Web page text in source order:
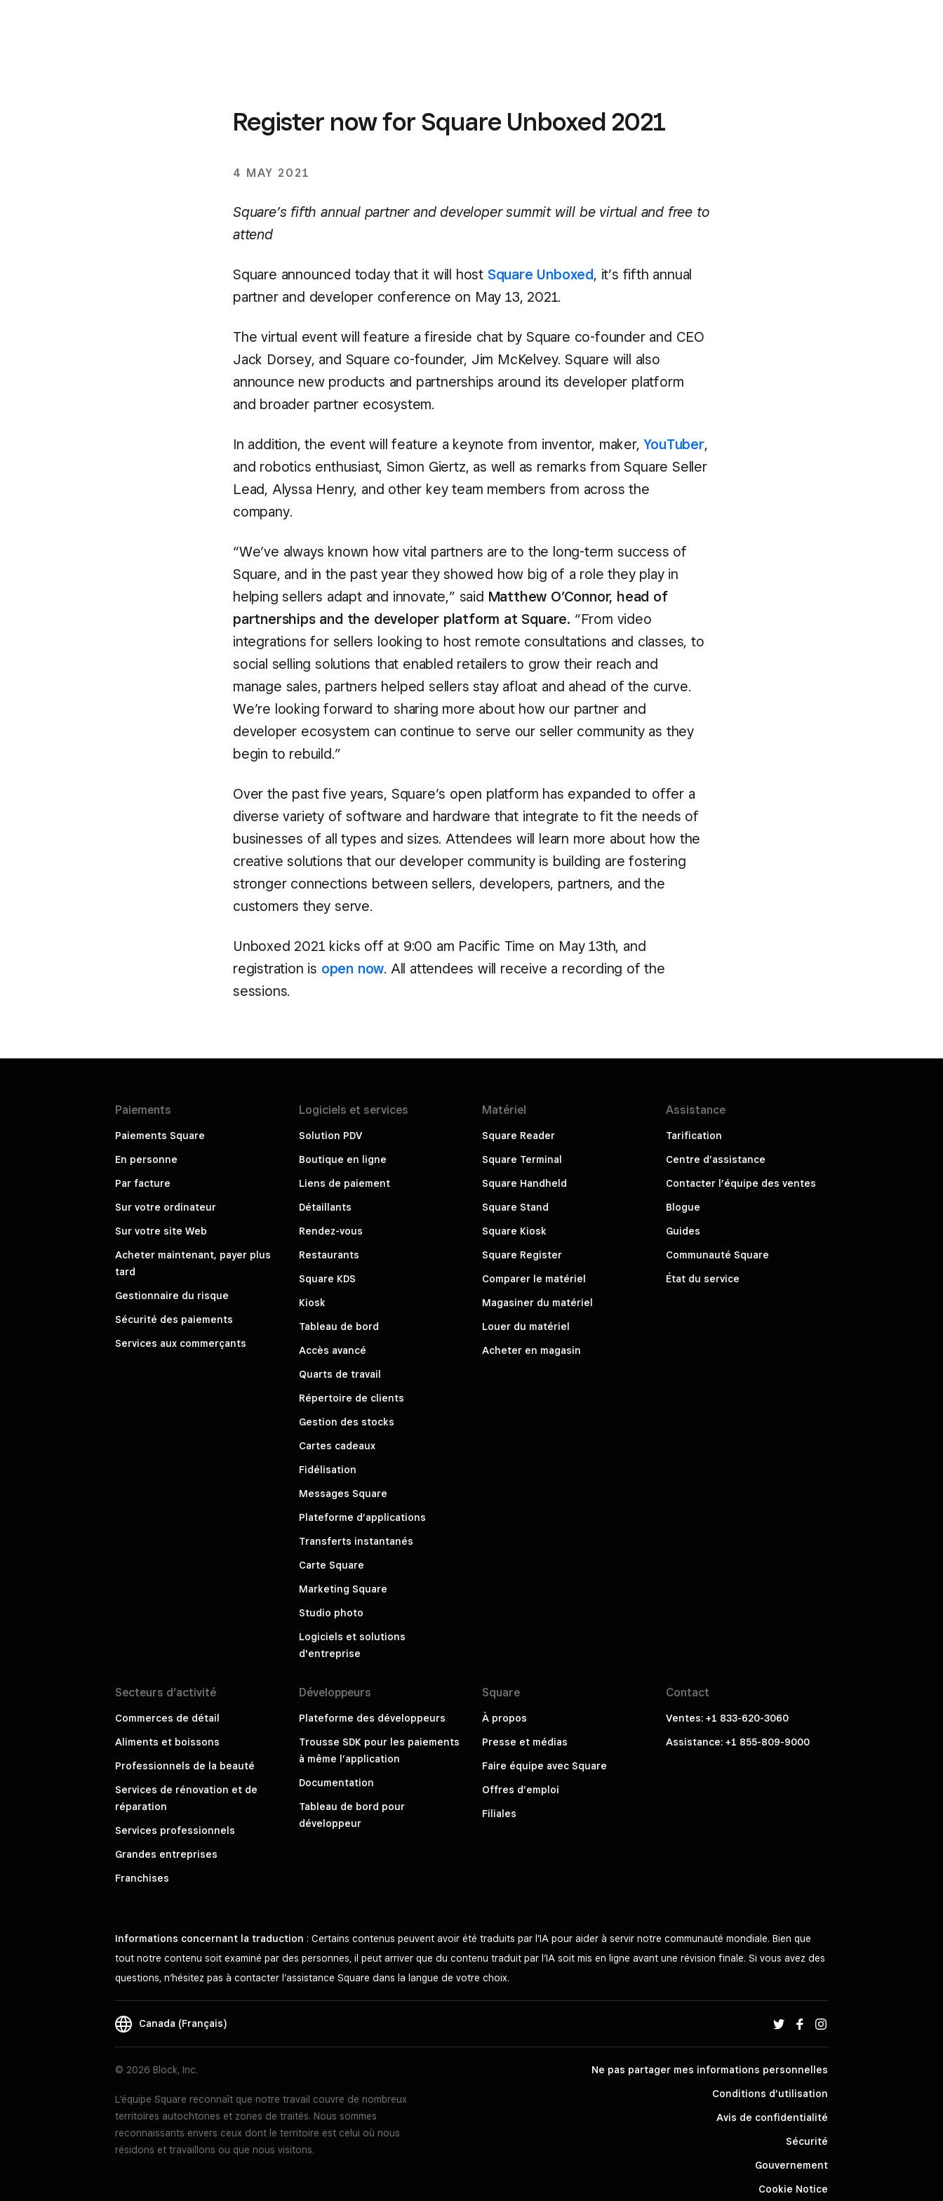
Register now for Square Unboxed 2021
4 MAY 2021
Square’s fifth annual partner and developer summit will be virtual and free to
attend
Square announced today that it will host Square Unboxed, it’s fifth annual
partner and developer conference on May 13, 2021.
The virtual event will feature a fireside chat by Square co-founder and CEO
Jack Dorsey, and Square co-founder, Jim McKelvey. Square will also
announce new products and partnerships around its developer platform
and broader partner ecosystem.
In addition, the event will feature a keynote from inventor, maker,YouTuber,
and robotics enthusiast, Simon Giertz, as well as remarks from Square Seller
Lead, Alyssa Henry, and other key team members from across the
company.
“We’ve always known how vital partners are to the long-term success of
Square, and in the past year they showed how big of a role they play in
helping sellers adapt and innovate,” said Matthew O’Connor, head of
partnerships and the developer platform at Square. “From video
integrations for sellers looking to host remote consultations and classes, to
social selling solutions that enabled retailers to grow their reach and
manage sales, partners helped sellers stay afloat and ahead of the curve.
We’re looking forward to sharing more about how our partner and
developer ecosystem can continue to serve our seller community as they
begin to rebuild.”
Over the past five years, Square’s open platform has expanded to offer a
diverse variety of software and hardware that integrate to fit the needs of
businesses of all types and sizes. Attendees will learn more about how the
creative solutions that our developer community is building are fostering
stronger connections between sellers, developers, partners, and the
customers they serve.
Unboxed 2021 kicks off at 9:00 am Pacific Time on May 13th, and
registration is open now. All attendees will receive a recording of the
sessions.
Paiements
Paiements Square
En personne
Par facture
Sur votre ordinateur
Sur votre site Web
Acheter maintenant, payer plus
tard
Gestionnaire du risque
Sécurité des paiements
Services aux commerçants
Logiciels et services
Solution PDV
Boutique en ligne
Liens de paiement
Détaillants
Rendez-vous
Restaurants
Square KDS
Kiosk
Tableau de bord
Accès avancé
Quarts de travail
Répertoire de clients
Gestion des stocks
Cartes cadeaux
Fidélisation
Messages Square
Plateforme d’applications
Transferts instantanés
Carte Square
Marketing Square
Studio photo
Logiciels et solutions
d'entreprise
Matériel
Square Reader
Square Terminal
Square Handheld
Square Stand
Square Kiosk
Square Register
Comparer le matériel
Magasiner du matériel
Louer du matériel
Acheter en magasin
Assistance
Tarification
Centre d’assistance
Contacter l’équipe des ventes
Blogue
Guides
Communauté Square
État du service
Secteurs d’activité
Commerces de détail
Aliments et boissons
Professionnels de la beauté
Services de rénovation et de
réparation
Services professionnels
Grandes entreprises
Franchises
Développeurs
Plateforme des développeurs
Trousse SDK pour les paiements
à même l’application
Documentation
Tableau de bord pour
développeur
Square
À propos
Presse et médias
Faire équipe avec Square
Offres d’emploi
Filiales
Contact
Ventes: +1 833-620-3060
Assistance: +1 855-809-9000
Informations concernant la traduction : Certains contenus peuvent avoir été traduits par l’IA pour aider à servir notre communauté mondiale. Bien que
tout notre contenu soit examiné par des personnes, il peut arriver que du contenu traduit par l’IA soit mis en ligne avant une révision finale. Si vous avez des
questions, n’hésitez pas à contacter l’assistance Square dans la langue de votre choix.
Canada (Français)
© 2026 Block, Inc.
L’équipe Square reconnaît que notre travail couvre de nombreux
territoires autochtones et zones de traités. Nous sommes
reconnaissants envers ceux dont le territoire est celui où nous
résidons et travaillons ou que nous visitons.
Ne pas partager mes informations personnelles
Conditions d’utilisation
Avis de confidentialité
Sécurité
Gouvernement
Cookie Notice